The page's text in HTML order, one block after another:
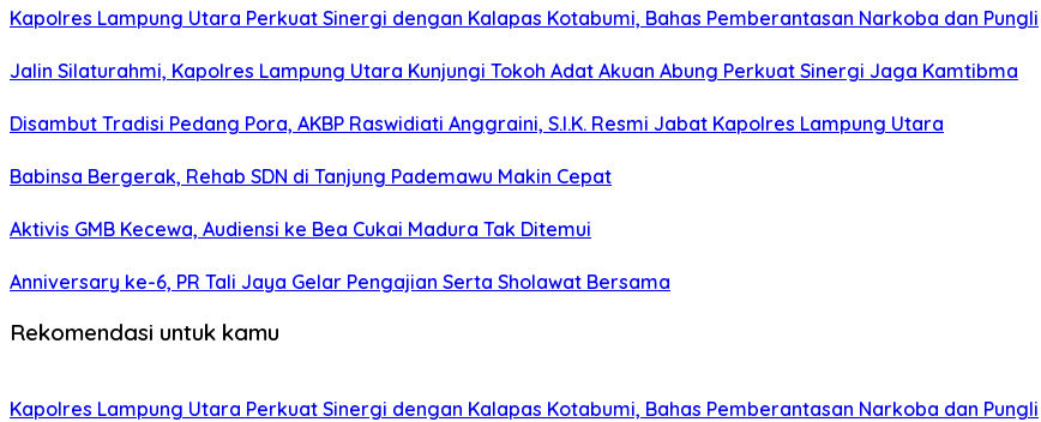
Kapolres Lampung Utara Perkuat Sinergi dengan Kalapas Kotabumi, Bahas Pemberantasan Narkoba dan Pungli
Jalin Silaturahmi, Kapolres Lampung Utara Kunjungi Tokoh Adat Akuan Abung Perkuat Sinergi Jaga Kamtibma
Disambut Tradisi Pedang Pora, AKBP Raswidiati Anggraini, S.I.K. Resmi Jabat Kapolres Lampung Utara
Babinsa Bergerak, Rehab SDN di Tanjung Pademawu Makin Cepat
Aktivis GMB Kecewa, Audiensi ke Bea Cukai Madura Tak Ditemui
Anniversary ke-6, PR Tali Jaya Gelar Pengajian Serta Sholawat Bersama
Rekomendasi untuk kamu
Kapolres Lampung Utara Perkuat Sinergi dengan Kalapas Kotabumi, Bahas Pemberantasan Narkoba dan Pungli